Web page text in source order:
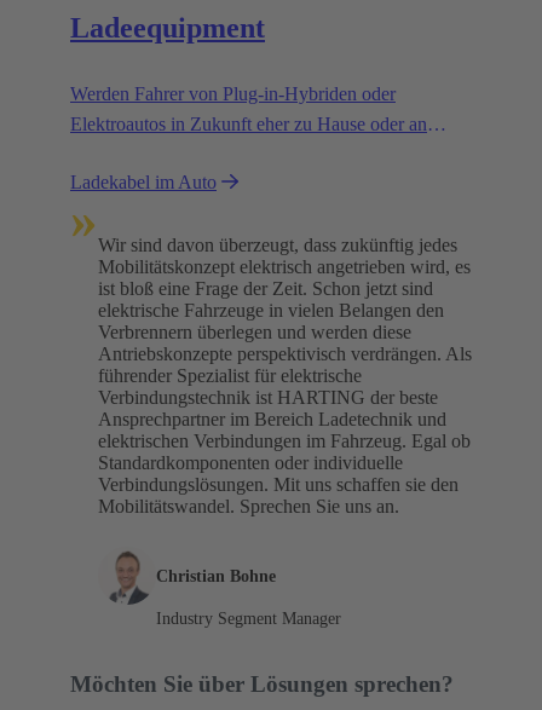
Ladeequipment​
Werden Fahrer von Plug-in-Hybriden oder
Elektroautos in Zukunft eher zu Hause oder an
Mischform aus.
Ladekabel im Auto
»Wir sind davon überzeugt, dass zukünftig jedes
Mobilitätskonzept elektrisch angetrieben wird, es
ist bloß eine Frage der Zeit. Schon jetzt sind
elektrische Fahrzeuge in vielen Belangen den
Verbrennern überlegen und werden diese
Antriebskonzepte perspektivisch verdrängen. Als
führender Spezialist für elektrische
Verbindungstechnik ist HARTING der beste
Ansprechpartner im Bereich Ladetechnik und
elektrischen Verbindungen im Fahrzeug. Egal ob
Standardkomponenten oder individuelle
Verbindungslösungen. Mit uns schaffen sie den
Mobilitätswandel. Sprechen Sie uns an.​
Christian Bohne
Industry Segment Manager
Möchten Sie über Lösungen sprechen?